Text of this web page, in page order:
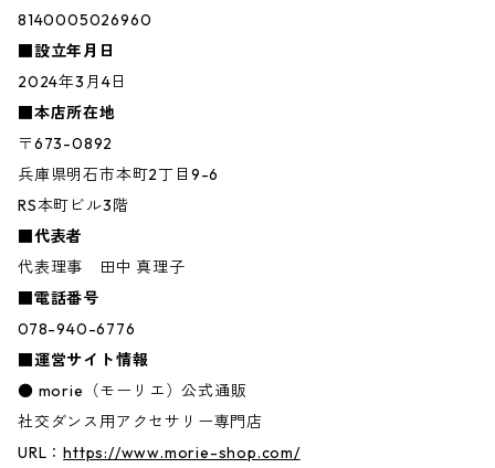
8140005026960
■設立年月日
2024年3月4日
■本店所在地
〒673-0892
兵庫県明石市本町2丁目9-6
RS本町ビル3階
■代表者
代表理事 田中 真理子
■電話番号
078-940-6776
■運営サイト情報
● morie（モーリエ）公式通販
社交ダンス用アクセサリー専門店
URL：https://www.morie-shop.com/